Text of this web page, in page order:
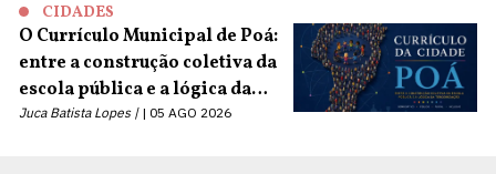
CIDADES
O Currículo Municipal de Poá:
entre a construção coletiva da
escola pública e a lógica da
terceirização
Juca Batista Lopes | 05 AGO 2026